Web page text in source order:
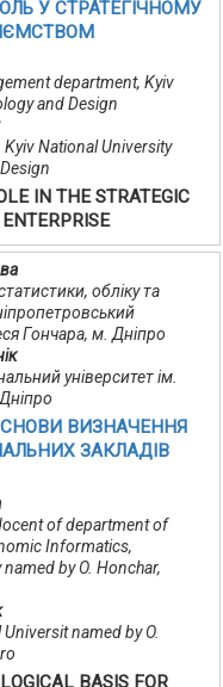
У СТРАТЕГІЧНОМУ
department, Kyiv
and Design
National University
IN THE STRATEGIC
обліку та
Гончара, м. Дніпро
університет ім.
ВИЗНАЧЕННЯ
ЗАКЛАДІВ
of department of
Informatics,
by O. Honchar,
named by O.
BASIS FOR